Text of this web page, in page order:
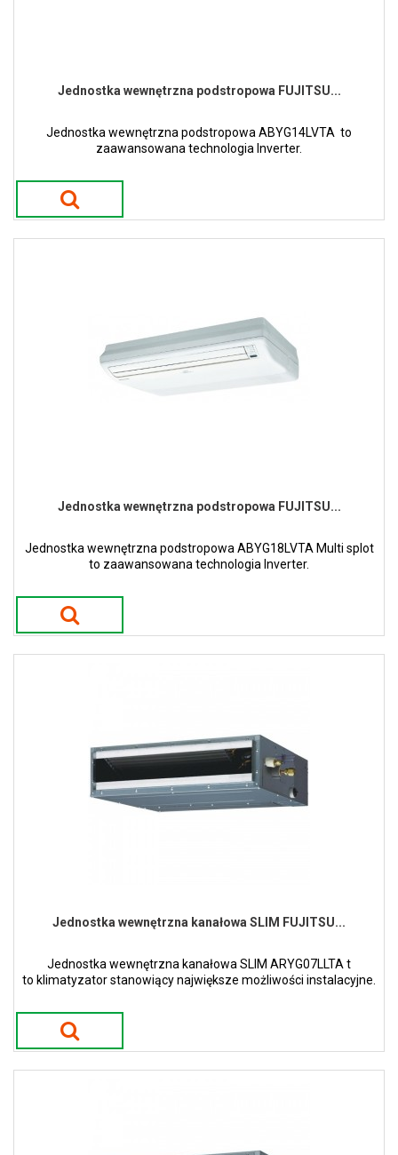
Jednostka wewnętrzna podstropowa FUJITSU...
Jednostka wewnętrzna podstropowa ABYG14LVTA to
zaawansowana technologia Inverter.
Jednostka wewnętrzna podstropowa FUJITSU...
Jednostka wewnętrzna podstropowa ABYG18LVTA Multi splot
to zaawansowana technologia Inverter.
Jednostka wewnętrzna kanałowa SLIM FUJITSU...
Jednostka wewnętrzna kanałowa SLIM ARYG07LLTA t
to klimatyzator stanowiący największe możliwości instalacyjne.